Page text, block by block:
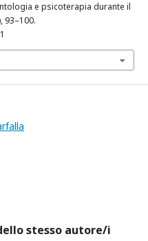
e psicoterapia durante il
93–100.
stesso autore/i